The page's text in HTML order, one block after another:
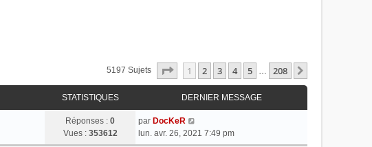
5197 Sujets Page Sur208
1 2 3 4 5 … 208
STATISTIQUES DERNIER MESSAGE
Réponses : 0
Vues : 353612
par DocKeR
lun. avr. 26, 2021 7:49 pm